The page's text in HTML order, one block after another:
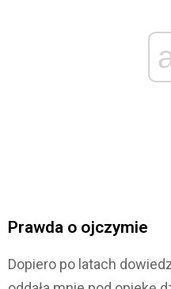
Prawda o ojczymie
Dopiero po latach